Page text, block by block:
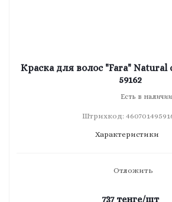
Краска для волос "Fara" Natural
59162
Есть в
Штрихкод:
Характеристики
Отложить
737тенге/шт